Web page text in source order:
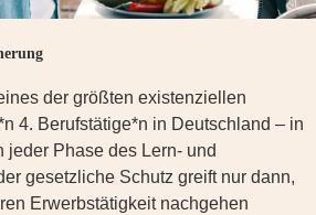
der größten existenziellen
4. Berufstätige*n in Deutschland – in
jeder Phase des Lern- und
gesetzliche Schutz greift nur dann,
Erwerbstätigkeit nachgehen